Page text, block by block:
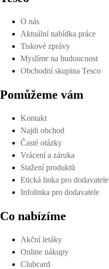
O nás
Aktuální nabídka práce
Tiskové zprávy
Myslíme na budoucnost
Obchodní skupina Tesco
Pomůžeme vám
Kontakt
Najdi obchod
Časté otázky
Vrácení a záruka
Stažení produktů
Etická linka pro dodavatele
Infolinka pro dodavatele
Co nabízíme
Akční letáky
Online nákupy
Clubcard